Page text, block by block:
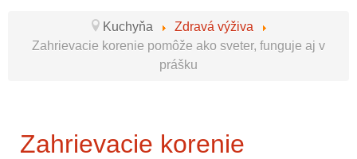
Kuchyňa
Zdravá výživa
Zahrievacie korenie pomôže ako sveter, funguje aj v
prášku
Zahrievacie korenie